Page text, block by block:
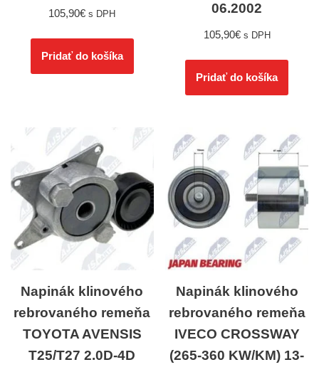
105,90€ s DPH
Pridať do košíka
06.2002
105,90€ s DPH
Pridať do košíka
Napinák klinového
rebrovaného remeňa
TOYOTA AVENSIS
T25/T27 2.0D-4D
Napinák klinového
rebrovaného remeňa
IVECO CROSSWAY
(265-360 KW/KM) 13-